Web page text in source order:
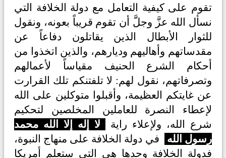
تقوم على كيفية التعامل مع دولة الخلافة التي
نسأل الله عزَّ وجلَّ أن تقوم قريباً بعونه، ونقول
للثوار الأبطال الذين يقاتلون دفاعاً عن
مقدساتهم وأهاليهم وديارهم، والذين اتخذوا من
أحكام الشرع الحنيف مقياساً لأعمالهم
وتصرفاتهم، نقول لهم: لا تلفتنكم تلك القرارت
عن غايتكم العظيمة، وأقبلوا متوكلين على الله
لإعطاء النصرة للعاملين المخلصين لتحكيم
شرع الله، ولإعلاء راية
لا إله إلا الله محمد
رسول الله
في دولة الخلافة على منهاج النبوة،
فدولة الخلافة وحدها هي التي ستعلم أمريكا